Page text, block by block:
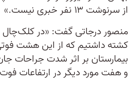
از سرنوشت ۱۳ نفر خبری نیست.»
کشته داشتیم که از این هشت
بیمارستان بر اثر شدت جراحات
و هفت مورد دیگر در ارتفاعات